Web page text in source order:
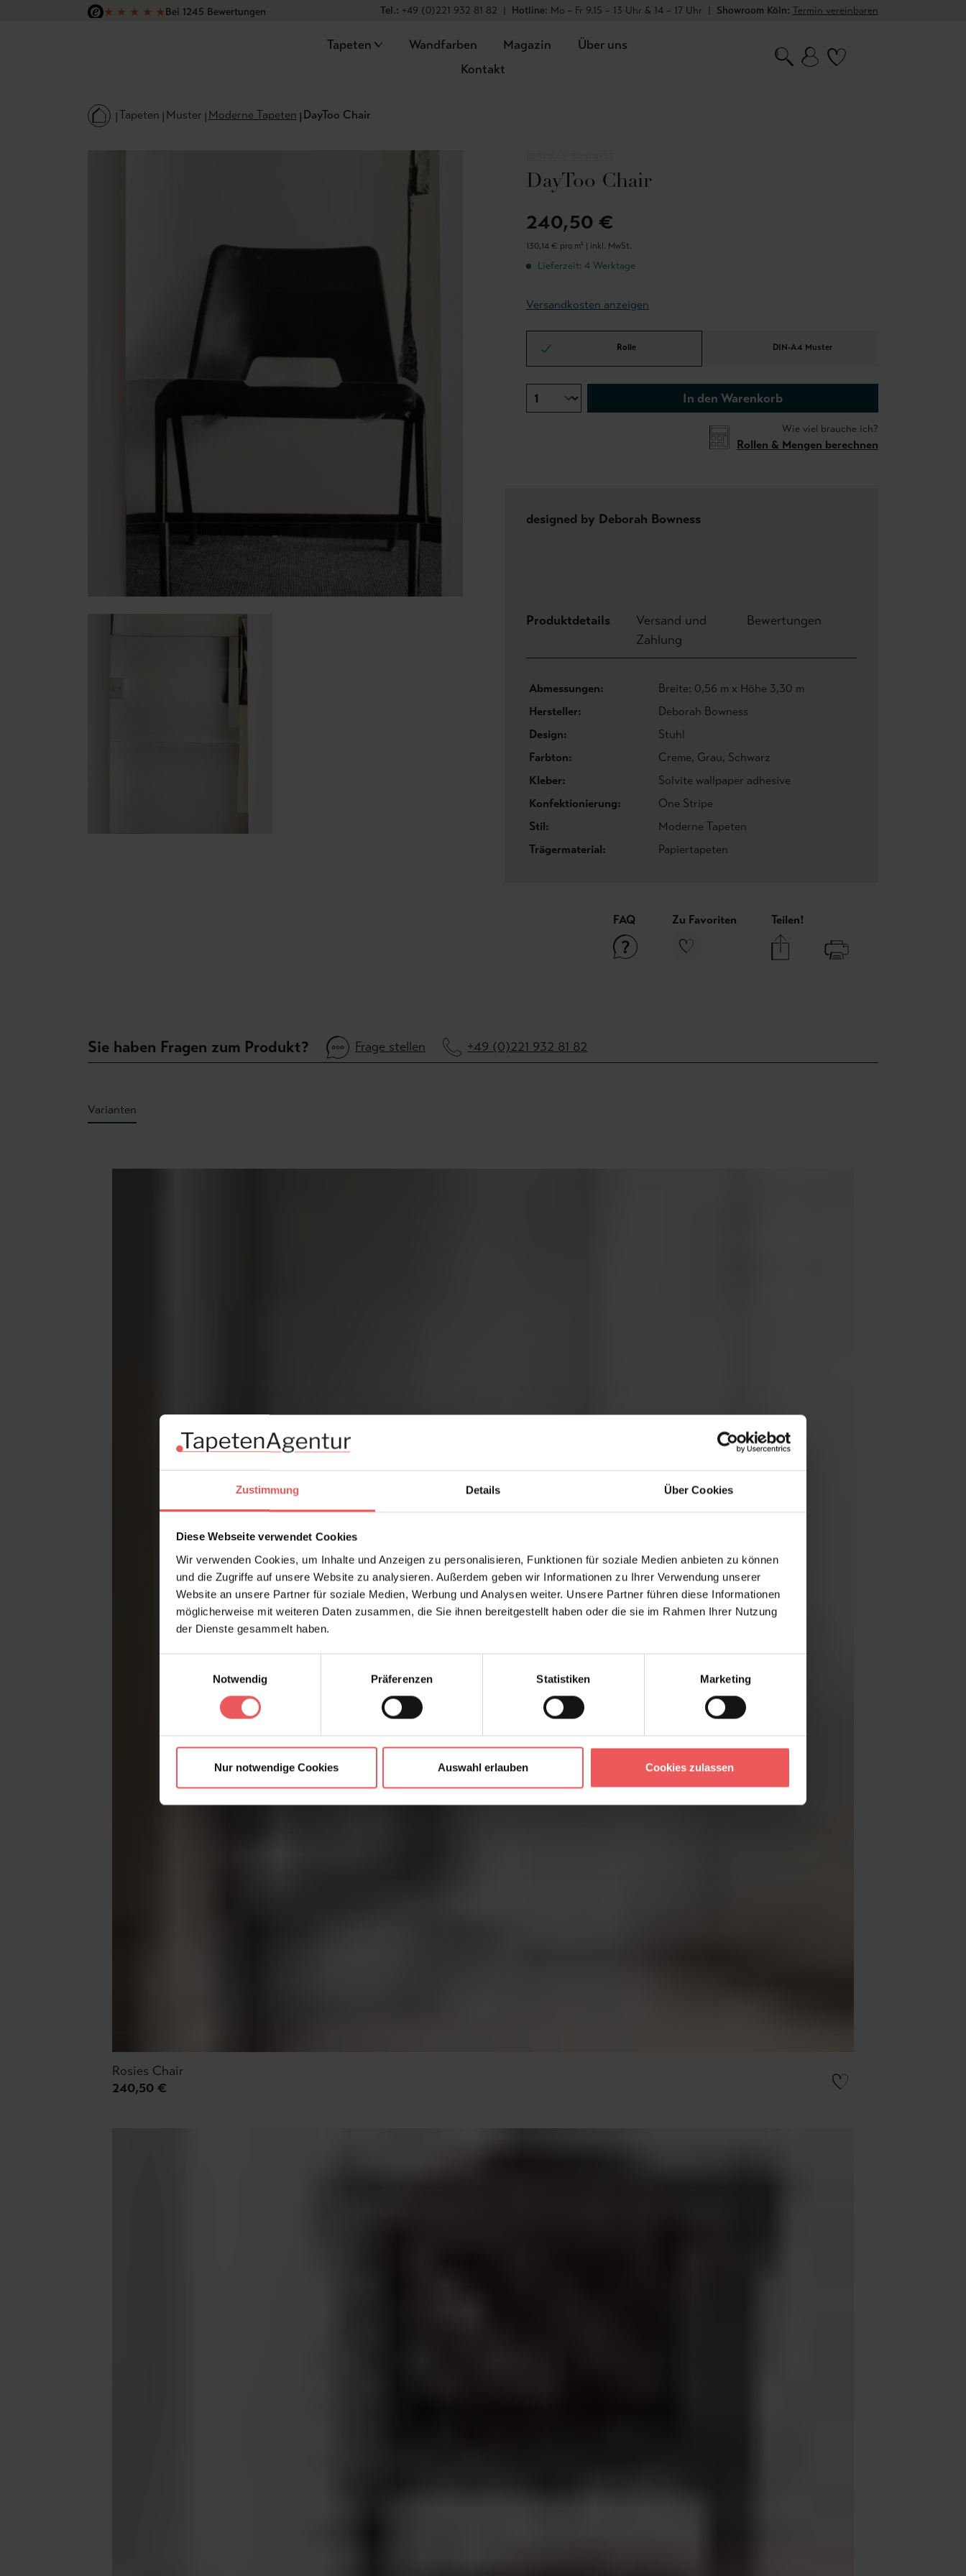
Zustimmung Details Über Cookies
Diese Webseite verwendet Cookies
Wir verwenden Cookies, um Inhalte und Anzeigen zu personalisieren, Funktionen für soziale Medien anbieten zu können
und die Zugriffe auf unsere Website zu analysieren. Außerdem geben wir Informationen zu Ihrer Verwendung unserer
Website an unsere Partner für soziale Medien, Werbung und Analysen weiter. Unsere Partner führen diese Informationen
möglicherweise mit weiteren Daten zusammen, die Sie ihnen bereitgestellt haben oder die sie im Rahmen Ihrer Nutzung
der Dienste gesammelt haben.
Notwendig
Präferenzen Statistiken Marketing
Nur notwendige Cookies Auswahl erlauben Cookies zulassen
Hauptinhalt springen
Zur Suche springen
Zur Hauptnavigation springen
★ ★ ★ ★ ★Bei 1245 Bewertungen
Tel.: +49 (0)221 932 81 82 | Hotline: Mo – Fr 9.15 – 13 Uhr & 14 – 17 Uhr | Showroom Köln: Termin vereinbaren
Tapeten Wandfarben Magazin
Über uns
Kontakt
Tapeten Muster Moderne Tapeten DayToo Chair
DayToo Chair
240,50 €
130,14 € pro m² | inkl. MwSt.
Lieferzeit: 4 Werktage
Versandkosten anzeigen
Rolle DIN-A4 Muster
In den Warenkorb
Wie viel brauche ich?
Rollen & Mengen berechnen
designed by Deborah Bowness
Produktdetails
Versand und
Zahlung
Bewertungen
Abmessungen:
Breite: 0,56 m x Höhe 3,30 m
Hersteller:
Deborah Bowness
Design:
Stuhl
Farbton:
Creme, Grau, Schwarz
Kleber:
Solvite wallpaper adhesive
Konfektionierung:
One Stripe
Stil:
Moderne Tapeten
Trägermaterial:
Papiertapeten
FAQ Zu Favoriten Teilen!
Sie haben Fragen zum Produkt? Frage stellen +49 (0)221 932 81 82
Varianten
Rosies Chair
240,50 €